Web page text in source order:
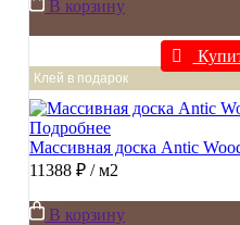
В корзину
Клей в подарок
Подробнее
Массивная доска Antic
11388 ₽ / м2
В корзину